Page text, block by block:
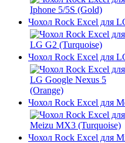
Чохол Rock Excel для
Чохол Rock Excel для
Чохол Rock Excel для
Чохол Rock Excel для